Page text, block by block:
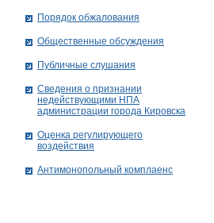
Порядок обжалования
Общественные обсуждения
Публичные слушания
Сведения о признании
недействующими НПА
администрации города Кировскa
Оценка регулирующего
воздействия
Антимонопольный комплаенс